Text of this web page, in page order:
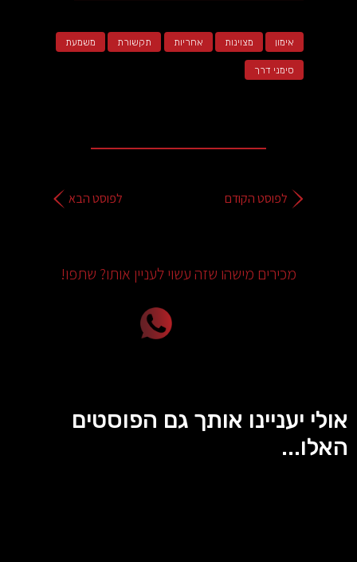
אימון מצוינות אחריות תקשורת משמעת
סימני דרך
לפוסט הקודם לפוסט הבא
מכירים מישהו שזה עשוי לעניין אותו? שתפו!
אולי יעניינו אותך גם הפוסטים
האלו...